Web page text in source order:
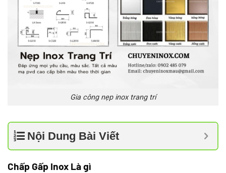
Gia công nẹp inox trang trí
Nội Dung Bài Viết
Chấp Gấp Inox Là gì